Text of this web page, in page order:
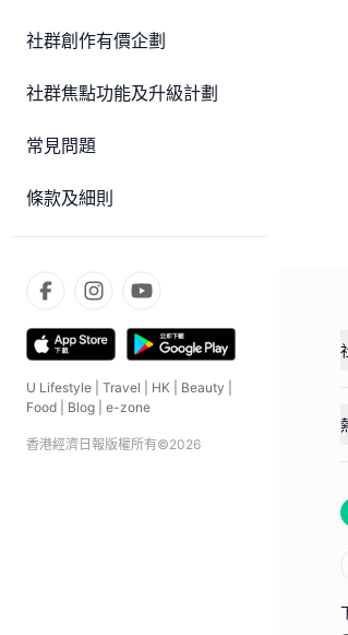
社群創作有價企劃
社群焦點功能及升級計劃
常見問題
條款及細則
U Lifestyle Travel HK Beauty
Food
Blog e-zone
香港經濟日報版權所有©2026